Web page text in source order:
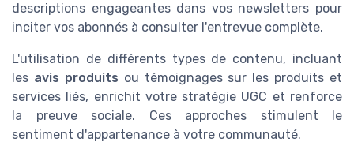
descriptions engageantes dans vos newsletters pour
inciter vos abonnés à consulter l'entrevue complète.
L'utilisation de différents types de contenu, incluant
les avis produits ou témoignages sur les produits et
services liés, enrichit votre stratégie UGC et renforce
la preuve sociale. Ces approches stimulent le
sentiment d'appartenance à votre communauté.